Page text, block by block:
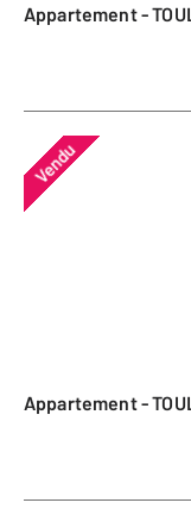
Appartement -
Vendu
Appartement -